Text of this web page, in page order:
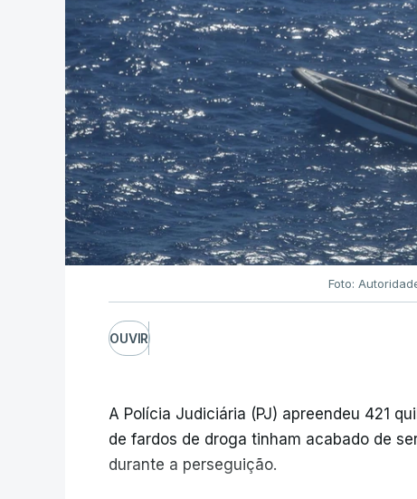
Foto:
OUVIR
A Polícia Judiciária (PJ) apreendeu 421
de fardos de droga tinham acabado de
durante a perseguição.